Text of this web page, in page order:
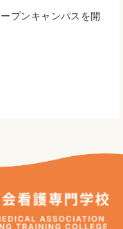
プンキャンパスを開